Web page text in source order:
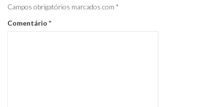
Campos obrigatórios marcados com *
Comentário *